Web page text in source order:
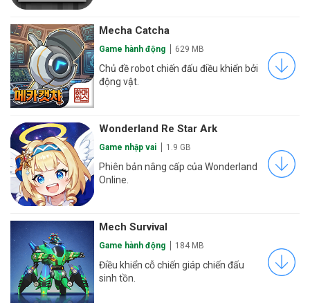
Mecha Catcha
Game hành động 629 MB
Chủ đề robot chiến đấu điều khiển bởi
động vật.
Wonderland Re Star Ark
Game nhập vai 1.9 GB
Phiên bản nâng cấp của Wonderland
Online.
Mech Survival
Game hành động 184 MB
Điều khiển cỗ chiến giáp chiến đấu
sinh tồn.